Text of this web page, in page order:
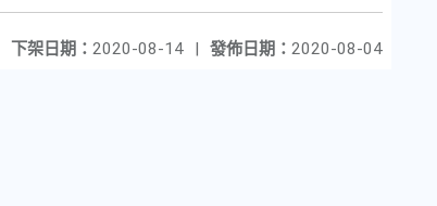
發佈日期： 2020-08-04
下架日期： 2020-08-14 |